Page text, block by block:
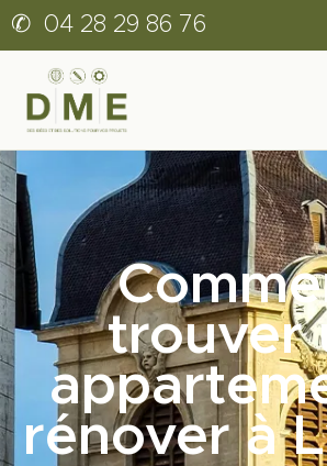
✆ 04 28 29 86 76
trouver
rénover à